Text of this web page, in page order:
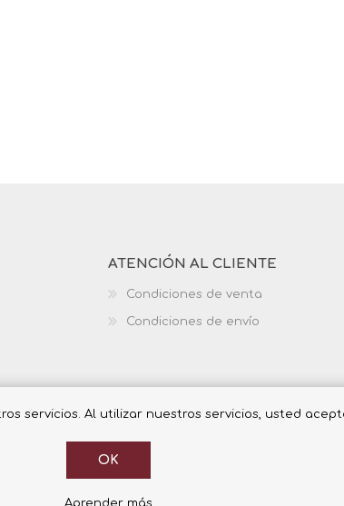
ATENCIÓN AL CLIENTE
Condiciones de venta
Condiciones de envío
servicios. Al utilizar nuestros servicios, usted
OK
Aprender más